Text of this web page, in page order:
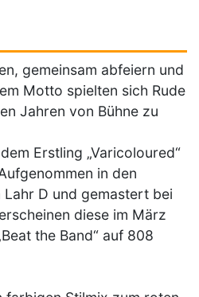
gemeinsam abfeiern und
Motto spielten sich Rude
Jahren von Bühne zu
Erstling „Varicoloured“
in den
D und gemastert bei
diese im März
the Band“ auf 808